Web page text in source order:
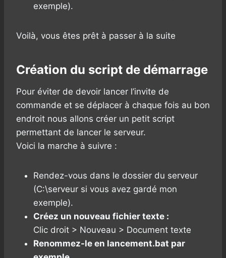
exemple).
Voilà, vous êtes prêt à passer à la suite
Création du script de démarrage
Pour éviter de devoir lancer l’invite de
commande et se déplacer à chaque fois au bon
endroit nous allons créer un petit script
permettant de lancer le serveur.
Voici la marche à suivre :
Rendez-vous dans le dossier du serveur
(C:\serveur si vous avez gardé mon
exemple).
Créez un nouveau fichier texte :
Clic droit > Nouveau > Document texte
Renommez-le en lancement.bat par